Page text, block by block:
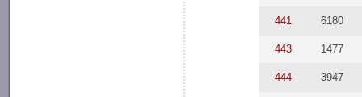
441 6180
443 1477
444 3947